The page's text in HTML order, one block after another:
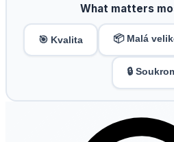
What matters
🎯 Kvalita 📦 Malá
🔒